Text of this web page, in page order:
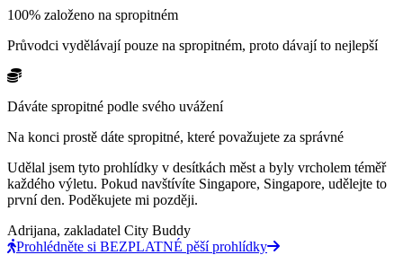
100% založeno na spropitném
Průvodci vydělávají pouze na spropitném, proto dávají to nejlepší
Dáváte spropitné podle svého uvážení
Na konci prostě dáte spropitné, které považujete za správné
Udělal jsem tyto prohlídky v desítkách měst a byly vrcholem téměř
každého výletu. Pokud navštívíte Singapore, Singapore, udělejte to
první den. Poděkujete mi později.
Adrijana, zakladatel City Buddy
Prohlédněte si BEZPLATNÉ pěší prohlídky